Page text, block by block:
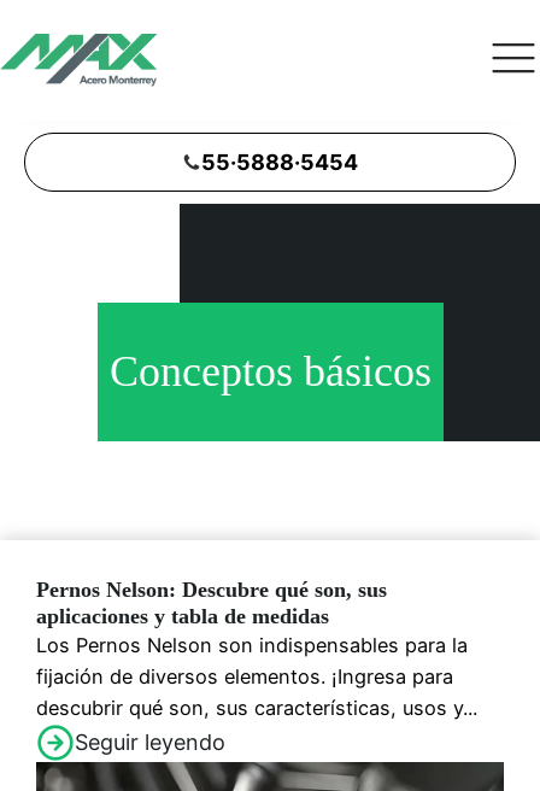
55·5888·5454
Conceptos básicos
Pernos Nelson: Descubre qué son, sus
aplicaciones y tabla de medidas
Los Pernos Nelson son indispensables para la
fijación de diversos elementos. ¡Ingresa para
descubrir qué son, sus características, usos y...
Seguir leyendo